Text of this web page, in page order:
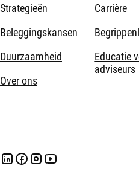
Strategieën
Beleggingskansen
Duurzaamheid
Over ons
Carrière
Educatie
adviseurs